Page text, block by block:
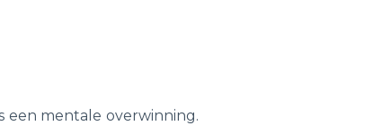
een mentale overwinning.